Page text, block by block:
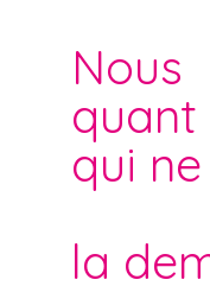
qui
la